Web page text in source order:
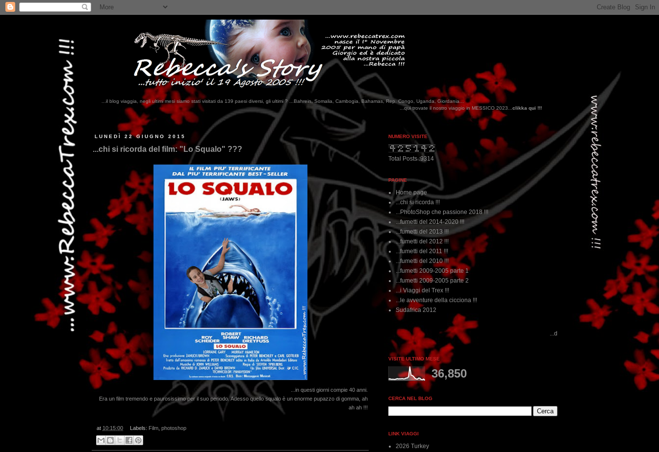
...il blog viaggia, negli ultimi mesi siamo stati visitati da 139 paesi diversi, gli ultimi ? ...Bahrein, Somalia, Cambogia, Bahamas, Rep. Congo, Uganda, Giordania...
...qui trovate il nostro viaggio in MESSICO 2023...clikka qui !!!
LUNEDÌ 22 GIUGNO 2015
...chi si ricorda del film: "Lo Squalo" ???
...in questi giorni compie 40 anni.
Era un film tremendo e paurosissimo per il suo periodo. Adesso quello squalo è un enorme pupazzo di gomma, ah
ah ah !!!
at 10:15:00 Labels: Film, photoshop
NUMERO VISITE
Total Posts :9314
PAGINE
Home page
...chi si ricorda !!!
...PhotoShop che passione 2018 !!!
...fumetti del 2014-2020 !!!
...fumetti del 2013 !!!
...fumetti del 2012 !!!
...fumetti del 2011 !!!
...fumetti del 2010 !!!
...fumetti 2009-2005 parte 1
...fumetti 2009-2005 parte 2
...i Viaggi del Trex !!!
...le avventure della cicciona !!!
Sudafrica 2012
...dai non perdere tempo, clikka "qui", c'è il meglio del
VISITE ULTIMO MESE
36,850
CERCA NEL BLOG
LINK VIAGGI
2026 Turkey